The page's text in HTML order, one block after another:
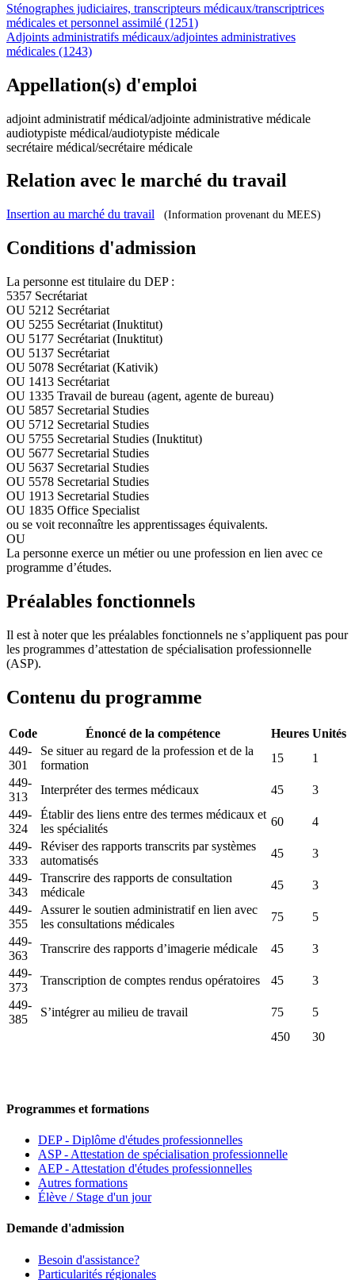
Sténographes judiciaires, transcripteurs médicaux/transcriptrices
médicales et personnel assimilé (1251)
Adjoints administratifs médicaux/adjointes administratives
médicales (1243)
Appellation(s) d'emploi
adjoint administratif médical/adjointe administrative médicale
audiotypiste médical/audiotypiste médicale
secrétaire médical/secrétaire médicale
Relation avec le marché du travail
Insertion au marché du travail (Information provenant du MEES)
Conditions d'admission
La personne est titulaire du DEP :
5357 Secrétariat
OU 5212 Secrétariat
OU 5255 Secrétariat (Inuktitut)
OU 5177 Secrétariat (Inuktitut)
OU 5137 Secrétariat
OU 5078 Secrétariat (Kativik)
OU 1413 Secrétariat
OU 1335 Travail de bureau (agent, agente de bureau)
OU 5857 Secretarial Studies
OU 5712 Secretarial Studies
OU 5755 Secretarial Studies (Inuktitut)
OU 5677 Secretarial Studies
OU 5637 Secretarial Studies
OU 5578 Secretarial Studies
OU 1913 Secretarial Studies
OU 1835 Office Specialist
ou se voit reconnaître les apprentissages équivalents.
OU
La personne exerce un métier ou une profession en lien avec ce
programme d’études.
Préalables fonctionnels
Il est à noter que les préalables fonctionnels ne s’appliquent pas pour
les programmes d’attestation de spécialisation professionnelle
(ASP).
Contenu du programme
Code Énoncé de la compétence Heures Unités
449-
301
Se situer au regard de la profession et de la
formation
15
1
449-
313
Interpréter des termes médicaux 45
3
449-
324
Établir des liens entre des termes médicaux et
les spécialités
60
4
449-
333
Réviser des rapports transcrits par systèmes
automatisés
45
3
449-
343
Transcrire des rapports de consultation
médicale
45
3
449-
355
Assurer le soutien administratif en lien avec
les consultations médicales
75
5
449-
363
Transcrire des rapports d’imagerie médicale 45
3
449-
373
Transcription de comptes rendus opératoires 45
3
449-
385
S’intégrer au milieu de travail 75
5
450
30
Programmes et formations
DEP - Diplôme d'études professionnelles
ASP - Attestation de spécialisation professionnelle
AEP - Attestation d'études professionnelles
Autres formations
Élève / Stage d'un jour
Demande d'admission
Besoin d'assistance?
Particularités régionales